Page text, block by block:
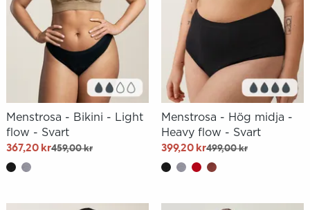
Menstrosa - Bikini - Light
flow - Svart
367,20 kr459,00 kr
Menstrosa - Hög midja -
Heavy flow - Svart
399,20 kr499,00 kr